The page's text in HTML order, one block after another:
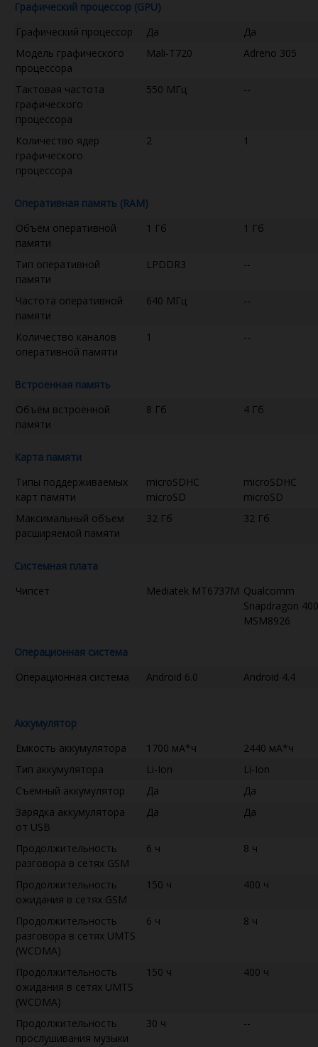
Графический процессор (GPU)
Графический процессор
Да
Да
Модель графического
процессора
Mali-T720 Adreno 305
Тактовая частота
графического
процессора
550 МГц --
Количество ядер
графического
процессора
2 1
Оперативная память (RAM)
Объём оперативной
памяти
1 Гб 1 Гб
Тип оперативной
памяти
LPDDR3 --
Частота оперативной
памяти
640 МГц --
Количество каналов
оперативной памяти
1 --
Встроенная память
Объём встроенной
памяти
8 Гб 4 Гб
Карта памяти
Типы поддерживаемых
карт памяти
microSDHC
microSD
microSDHC
microSD
Максимальный объем
расширяемой памяти
32 Гб 32 Гб
Системная плата
Чипсет
Mediatek MT6737M Qualcomm
Snapdragon 400
MSM8926
Операционная система
Операционная система
Android 6.0 Android 4.4
Аккумулятор
Емкость аккумулятора
1700 мА*ч
2440 мА*ч
Тип аккумулятора
Li-Ion
Li-Ion
Съемный аккумулятор
Да
Да
Зарядка аккумулятора
от USB
Да Да
Продолжительность
разговора в сетях GSM
6 ч 8 ч
Продолжительность
ожидания в сетях GSM
150 ч 400 ч
Продолжительность
разговора в сетях UMTS
(WCDMA)
6 ч 8 ч
Продолжительность
ожидания в сетях UMTS
(WCDMA)
150 ч 400 ч
Продолжительность
прослушивания музыки
30 ч --